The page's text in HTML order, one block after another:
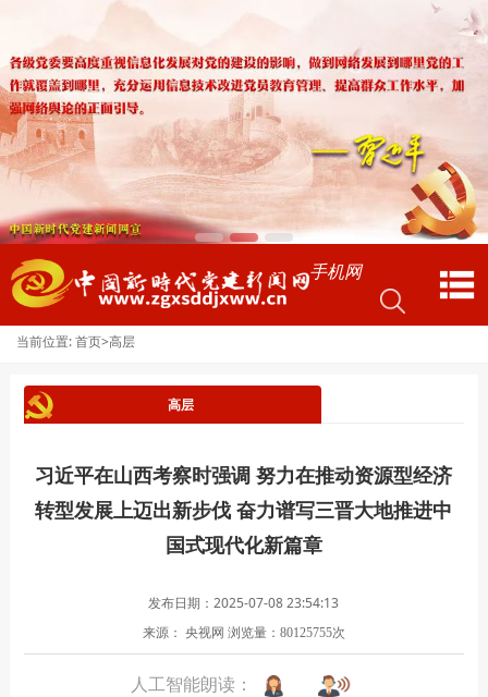
手机网
当前位置: 首页>高层
高层
习近平在山西考察时强调 努力在推动资源型经济
转型发展上迈出新步伐 奋力谱写三晋大地推进中
国式现代化新篇章
发布日期：2025-07-08 23:54:13
来源： 央视网 浏览量： 80125755次
人工智能朗读：